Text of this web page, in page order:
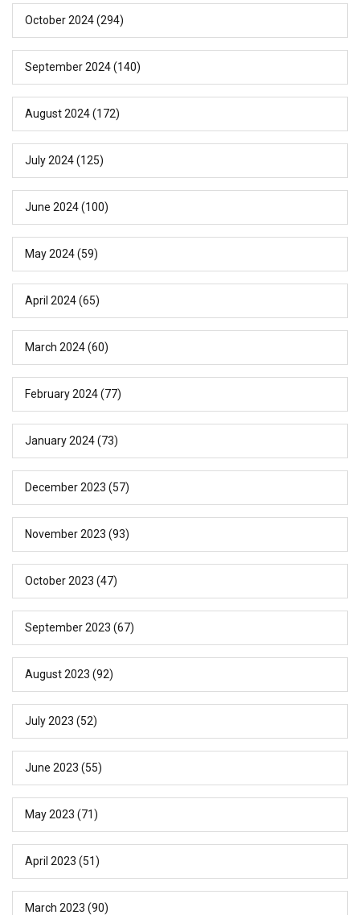
October 2024(294)
September 2024(140)
August 2024(172)
July 2024(125)
June 2024(100)
May 2024(59)
April 2024(65)
March 2024(60)
February 2024(77)
January 2024(73)
December 2023 (57)
November 2023 (93)
October 2023 (47)
September 2023 (67)
August 2023 (92)
July 2023 (52)
June 2023 (55)
May 2023 (71)
April 2023 (51)
March 2023 (90)